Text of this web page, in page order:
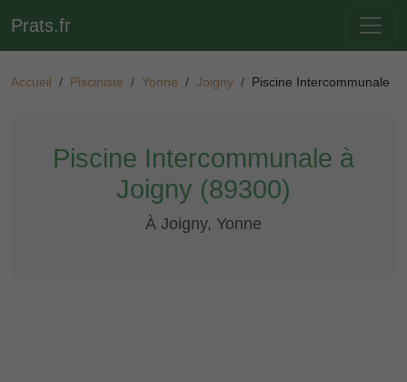
Prats.fr
Accueil Pisciniste Yonne Joigny Piscine Intercommunale
Piscine Intercommunale à
Joigny (89300)
À Joigny, Yonne